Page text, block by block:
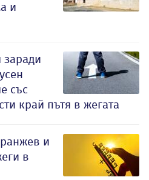
и
заради
със
край пътя в жегата
и
в